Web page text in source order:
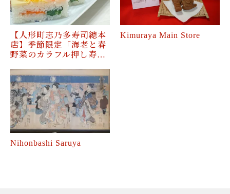
【人形町志乃多寿司總本
店】季節限定「海老と春
野菜のカラフル押し寿…
Kimuraya Main Store
Nihonbashi Saruya